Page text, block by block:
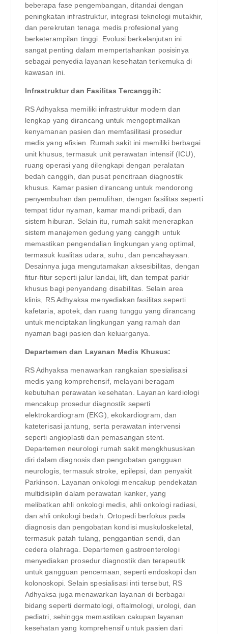
beberapa fase pengembangan, ditandai dengan
peningkatan infrastruktur, integrasi teknologi mutakhir,
dan perekrutan tenaga medis profesional yang
berketerampilan tinggi. Evolusi berkelanjutan ini
sangat penting dalam mempertahankan posisinya
sebagai penyedia layanan kesehatan terkemuka di
kawasan ini.
Infrastruktur dan Fasilitas Tercanggih:
RS Adhyaksa memiliki infrastruktur modern dan
lengkap yang dirancang untuk mengoptimalkan
kenyamanan pasien dan memfasilitasi prosedur
medis yang efisien. Rumah sakit ini memiliki berbagai
unit khusus, termasuk unit perawatan intensif (ICU),
ruang operasi yang dilengkapi dengan peralatan
bedah canggih, dan pusat pencitraan diagnostik
khusus. Kamar pasien dirancang untuk mendorong
penyembuhan dan pemulihan, dengan fasilitas seperti
tempat tidur nyaman, kamar mandi pribadi, dan
sistem hiburan. Selain itu, rumah sakit menerapkan
sistem manajemen gedung yang canggih untuk
memastikan pengendalian lingkungan yang optimal,
termasuk kualitas udara, suhu, dan pencahayaan.
Desainnya juga mengutamakan aksesibilitas, dengan
fitur-fitur seperti jalur landai, lift, dan tempat parkir
khusus bagi penyandang disabilitas. Selain area
klinis, RS Adhyaksa menyediakan fasilitas seperti
kafetaria, apotek, dan ruang tunggu yang dirancang
untuk menciptakan lingkungan yang ramah dan
nyaman bagi pasien dan keluarganya.
Departemen dan Layanan Medis Khusus:
RS Adhyaksa menawarkan rangkaian spesialisasi
medis yang komprehensif, melayani beragam
kebutuhan perawatan kesehatan. Layanan kardiologi
mencakup prosedur diagnostik seperti
elektrokardiogram (EKG), ekokardiogram, dan
kateterisasi jantung, serta perawatan intervensi
seperti angioplasti dan pemasangan stent.
Departemen neurologi rumah sakit mengkhususkan
diri dalam diagnosis dan pengobatan gangguan
neurologis, termasuk stroke, epilepsi, dan penyakit
Parkinson. Layanan onkologi mencakup pendekatan
multidisiplin dalam perawatan kanker, yang
melibatkan ahli onkologi medis, ahli onkologi radiasi,
dan ahli onkologi bedah. Ortopedi berfokus pada
diagnosis dan pengobatan kondisi muskuloskeletal,
termasuk patah tulang, penggantian sendi, dan
cedera olahraga. Departemen gastroenterologi
menyediakan prosedur diagnostik dan terapeutik
untuk gangguan pencernaan, seperti endoskopi dan
kolonoskopi. Selain spesialisasi inti tersebut, RS
Adhyaksa juga menawarkan layanan di berbagai
bidang seperti dermatologi, oftalmologi, urologi, dan
pediatri, sehingga memastikan cakupan layanan
kesehatan yang komprehensif untuk pasien dari